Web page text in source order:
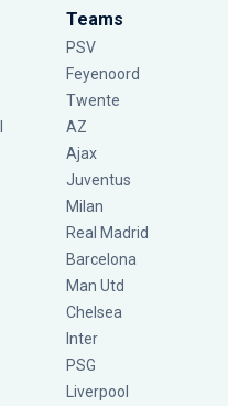
Teams
PSV
Feyenoord
Twente
AZ
Ajax
Juventus
Milan
Real Madrid
Barcelona
Man Utd
Chelsea
Inter
PSG
Liverpool